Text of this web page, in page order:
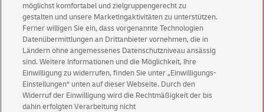
Abonnieren Sie unseren Newsletter
Immer informiert über exklusive Angebote und
Aktionen - jetzt mit Vorteil
Privatkundensichern sich einen5 € Gutschein
für POSTSCAN!
Geschäftskundenerhalten einen5 € Gutschein
für Briefmarke individuell!
möglichst komfortabel und zielgruppengerecht zu
gestalten und unsere Marketingaktivitäten zu unterstützen.
Ferner willigen Sie ein, dass vorgenannte Technologien
Datenübermittlungen an Drittanbieter vornehmen, die in
Ländern ohne angemessenes Datenschutzniveau ansässig
sind. Weitere Informationen und die Möglichkeit, Ihre
Einwilligung zu widerrufen, finden Sie unter „Einwilligungs-
Einstellungen“ unten auf dieser Webseite. Durch den
Widerruf der Einwilligung wird die Rechtmäßigkeit der bis
dahin erfolgten Verarbeitung nicht